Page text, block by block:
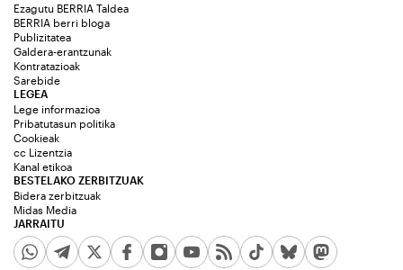
Ezagutu BERRIA Taldea
BERRIA berri bloga
Publizitatea
Galdera-erantzunak
Kontratazioak
Sarebide
JARRAITU
LEGEA
Lege informazioa
Pribatutasun politika
Cookieak
cc Lizentzia
Kanal etikoa
BESTELAKO ZERBITZUAK
Bidera zerbitzuak
Midas Media